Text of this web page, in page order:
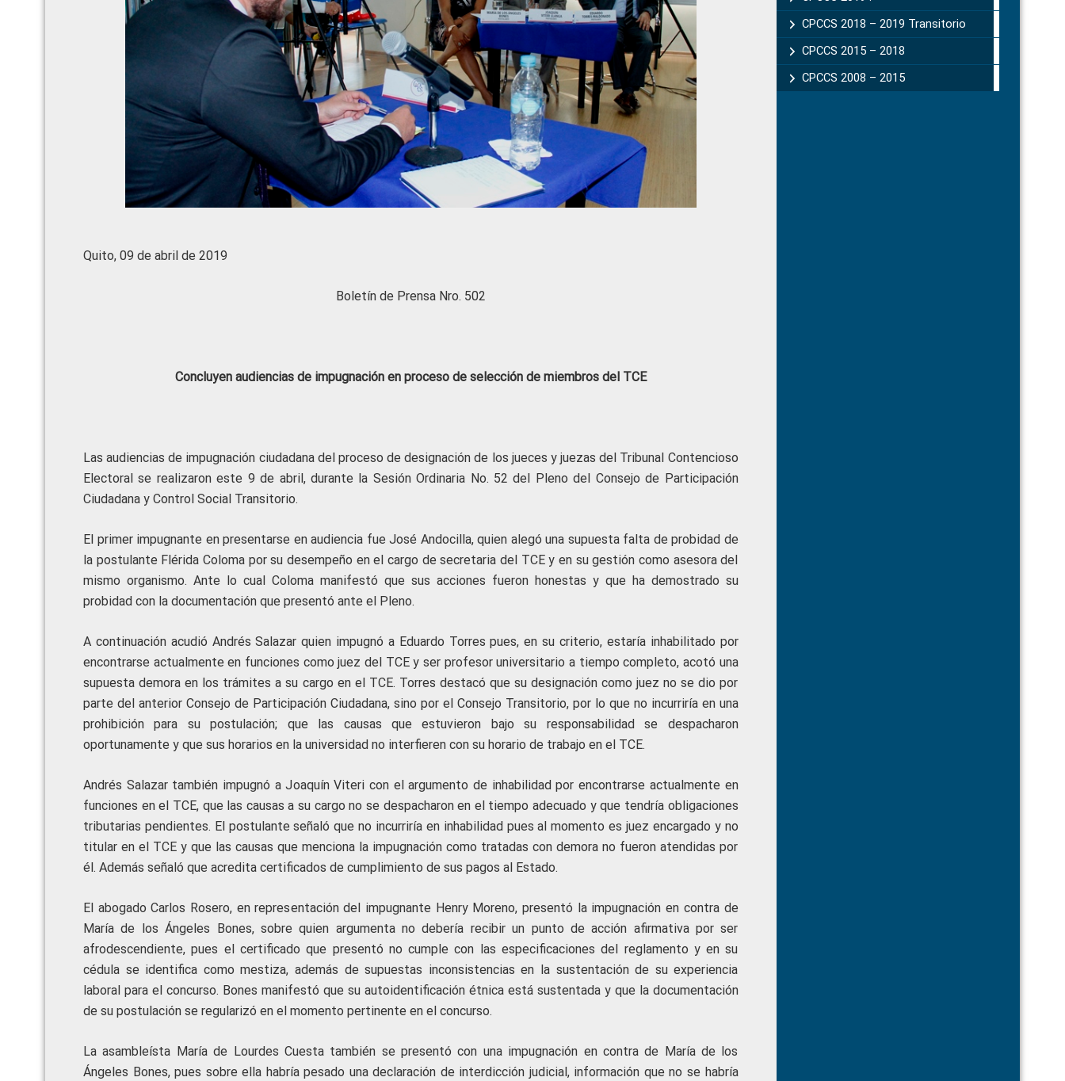
Quito, 09 de abril de 2019
Boletín de Prensa Nro. 502
Concluyen audiencias de impugnación en proceso de selección de miembros del TCE
Las audiencias de impugnación ciudadana del proceso de designación de los jueces y juezas del Tribunal Contencioso
Electoral se realizaron este 9 de abril, durante la Sesión Ordinaria No. 52 del Pleno del Consejo de Participación
Ciudadana y Control Social Transitorio.
El primer impugnante en presentarse en audiencia fue José Andocilla, quien alegó una supuesta falta de probidad de
la postulante Flérida Coloma por su desempeño en el cargo de secretaria del TCE y en su gestión como asesora del
mismo organismo. Ante lo cual Coloma manifestó que sus acciones fueron honestas y que ha demostrado su
probidad con la documentación que presentó ante el Pleno.
A continuación acudió Andrés Salazar quien impugnó a Eduardo Torres pues, en su criterio, estaría inhabilitado por
encontrarse actualmente en funciones como juez del TCE y ser profesor universitario a tiempo completo, acotó una
supuesta demora en los trámites a su cargo en el TCE. Torres destacó que su designación como juez no se dio por
parte del anterior Consejo de Participación Ciudadana, sino por el Consejo Transitorio, por lo que no incurriría en una
prohibición para su postulación; que las causas que estuvieron bajo su responsabilidad se despacharon
oportunamente y que sus horarios en la universidad no interfieren con su horario de trabajo en el TCE.
Andrés Salazar también impugnó a Joaquín Viteri con el argumento de inhabilidad por encontrarse actualmente en
funciones en el TCE, que las causas a su cargo no se despacharon en el tiempo adecuado y que tendría obligaciones
tributarias pendientes. El postulante señaló que no incurriría en inhabilidad pues al momento es juez encargado y no
titular en el TCE y que las causas que menciona la impugnación como tratadas con demora no fueron atendidas por
él. Además señaló que acredita certificados de cumplimiento de sus pagos al Estado.
El abogado Carlos Rosero, en representación del impugnante Henry Moreno, presentó la impugnación en contra de
María de los Ángeles Bones, sobre quien argumenta no debería recibir un punto de acción afirmativa por ser
afrodescendiente, pues el certificado que presentó no cumple con las especificaciones del reglamento y en su
cédula se identifica como mestiza, además de supuestas inconsistencias en la sustentación de su experiencia
laboral para el concurso. Bones manifestó que su autoidentificación étnica está sustentada y que la documentación
de su postulación se regularizó en el momento pertinente en el concurso.
La asambleísta María de Lourdes Cuesta también se presentó con una impugnación en contra de María de los
Ángeles Bones, pues sobre ella habría pesado una declaración de interdicción judicial, información que no se habría
CPCCS 2018 – 2019 Transitorio
CPCCS 2015 – 2018
CPCCS 2008 – 2015